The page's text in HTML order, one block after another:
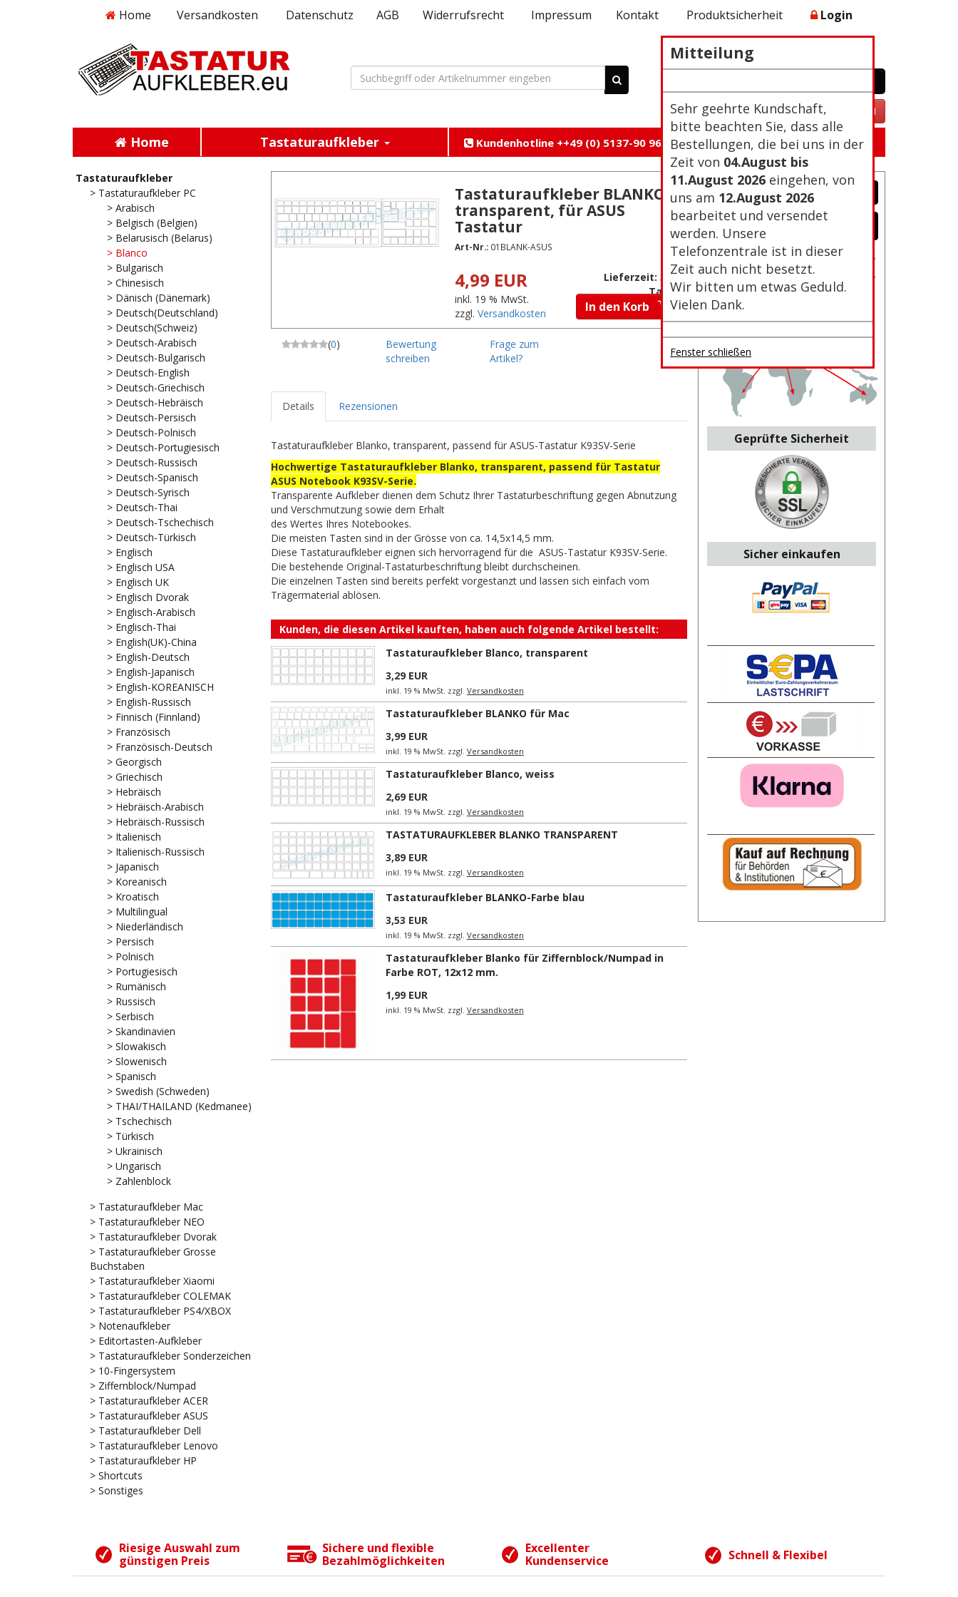
Mitteilung
Sehr geehrte Kundschaft,
bitte beachten Sie, dass alle
Bestellungen, die bei uns in der
Zeit von 04.August bis
11.August 2026 eingehen, von
uns am 12.August 2026
bearbeitet und versendet
werden. Unsere
Telefonzentrale ist in dieser
Zeit auch nicht besetzt.
Wir bitten um etwas Geduld.
Vielen Dank.
Fenster schließen
Home Versandkosten Datenschutz AGB Widerrufsrecht Impressum Kontakt Produktsicherheit Login
WARENKORB
VERTRAG WIDERRUFEN
Home Tastaturaufkleber Kundenhotline ++49 (0) 5137-90 96 105
Tastaturaufkleber
> Tastaturaufkleber PC
> Arabisch
> Belgisch (Belgien)
> Belarusisch (Belarus)
> Blanco
> Bulgarisch
> Chinesisch
> Dänisch (Dänemark)
> Deutsch(Deutschland)
> Deutsch(Schweiz)
> Deutsch-Arabisch
> Deutsch-Bulgarisch
> Deutsch-English
> Deutsch-Griechisch
> Deutsch-Hebräisch
> Deutsch-Persisch
> Deutsch-Polnisch
> Deutsch-Portugiesisch
> Deutsch-Russisch
> Deutsch-Spanisch
> Deutsch-Syrisch
> Deutsch-Thai
> Deutsch-Tschechisch
> Deutsch-Türkisch
> Englisch
> Englisch USA
> Englisch UK
> Englisch Dvorak
> Englisch-Arabisch
> Englisch-Thai
> English(UK)-China
> English-Deutsch
> English-Japanisch
> English-KOREANISCH
> English-Russisch
> Finnisch (Finnland)
> Französisch
> Französisch-Deutsch
> Georgisch
> Griechisch
> Hebräisch
> Hebräisch-Arabisch
> Hebräisch-Russisch
> Italienisch
> Italienisch-Russisch
> Japanisch
> Koreanisch
> Kroatisch
> Multilingual
> Niederländisch
> Persisch
> Polnisch
> Portugiesisch
> Rumänisch
> Russisch
> Serbisch
> Skandinavien
> Slowakisch
> Slowenisch
> Spanisch
> Swedish (Schweden)
> THAI/THAILAND (Kedmanee)
> Tschechisch
> Türkisch
> Ukrainisch
> Ungarisch
> Zahlenblock
> Tastaturaufkleber Mac
> Tastaturaufkleber NEO
> Tastaturaufkleber Dvorak
> Tastaturaufkleber Grosse
Buchstaben
> Tastaturaufkleber Xiaomi
> Tastaturaufkleber COLEMAK
> Tastaturaufkleber PS4/XBOX
> Notenaufkleber
> Editortasten-Aufkleber
> Tastaturaufkleber Sonderzeichen
> 10-Fingersystem
> Ziffernblock/Numpad
> Tastaturaufkleber ACER
> Tastaturaufkleber ASUS
> Tastaturaufkleber Dell
> Tastaturaufkleber Lenovo
> Tastaturaufkleber HP
> Shortcuts
> Sonstiges
Tastaturaufkleber BLANKO,
transparent, für ASUS
Tastatur
Art-Nr.: 01BLANK-ASUS
4,99 EUR
inkl. 19 % MwSt.
zzgl.Versandkosten
Lieferzeit: 3-4
Tage
In den Korb
(0)
Bewertung
schreiben
Frage zum
Artikel?
Details Rezensionen
Tastaturaufkleber Blanko, transparent, passend für ASUS-Tastatur K93SV-Serie
Hochwertige Tastaturaufkleber Blanko, transparent, passend für Tastatur
ASUS Notebook K93SV-Serie.
Transparente Aufkleber dienen dem Schutz Ihrer Tastaturbeschriftung gegen Abnutzung
und Verschmutzung sowie dem Erhalt
des Wertes Ihres Notebookes.
Die meisten Tasten sind in der Grösse von ca. 14,5x14,5 mm.
Diese Tastaturaufkleber eignen sich hervorragend für die ASUS-Tastatur K93SV-Serie.
Die bestehende Original-Tastaturbeschriftung bleibt durchscheinen.
Die einzelnen Tasten sind bereits perfekt vorgestanzt und lassen sich einfach vom
Trägermaterial ablösen.
Kunden, die diesen Artikel kauften, haben auch folgende Artikel bestellt:
Tastaturaufkleber Blanco, transparent
3,29 EUR
inkl. 19 % MwSt. zzgl. Versandkosten
Tastaturaufkleber BLANKO für Mac
3,99 EUR
inkl. 19 % MwSt. zzgl. Versandkosten
Tastaturaufkleber Blanco, weiss
2,69 EUR
inkl. 19 % MwSt. zzgl. Versandkosten
TASTATURAUFKLEBER BLANKO TRANSPARENT
3,89 EUR
inkl. 19 % MwSt. zzgl. Versandkosten
Tastaturaufkleber BLANKO-Farbe blau
3,53 EUR
inkl. 19 % MwSt. zzgl. Versandkosten
Tastaturaufkleber Blanko für Ziffernblock/Numpad in
Farbe ROT, 12x12 mm.
1,99 EUR
inkl. 19 % MwSt. zzgl. Versandkosten
Passwort vergessen?
Neu Registrierung
Geprüfte Sicherheit
Sicher einkaufen
Riesige Auswahl zum
günstigen Preis
Sichere und flexible
Bezahlmöglichkeiten
Excellenter
Kundenservice
Schnell & Flexibel